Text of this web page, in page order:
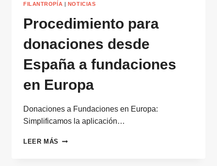
FILANTROPÍA | NOTICIAS
Procedimiento para
donaciones desde
España a fundaciones
en Europa
Donaciones a Fundaciones en Europa:
Simplificamos la aplicación…
LEER MÁS PROCEDIMIENTO